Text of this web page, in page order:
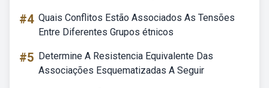
#4 Quais Conflitos Estão Associados As Tensões
Entre Diferentes Grupos étnicos
#5 Determine A Resistencia Equivalente Das
Associações Esquematizadas A Seguir